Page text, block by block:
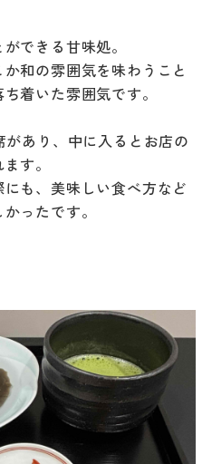
できる甘味処。
和の雰囲気を味わうこと
着いた雰囲気です。
あり、中に入るとお店の
す。
も、美味しい食べ方など
ったです。